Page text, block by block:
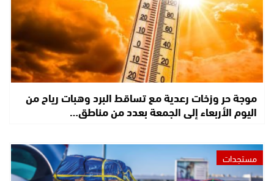
موجة حر وزخات رعدية مع تساقط البرد وهبات رياح من
اليوم الأربعاء إلى الجمعة بعدد من مناطق…
مستجدات